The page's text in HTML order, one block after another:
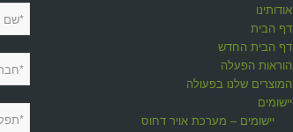
אודותינו
דף הבית
דף הבית החדש
הוראות הפעלה
המוצרים שלנו בפעולה
יישומים
יישומים – מערכת אויר דחוס